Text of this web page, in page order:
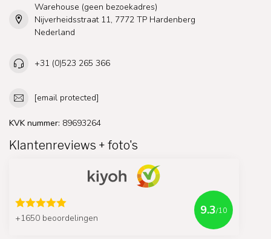
Warehouse (geen bezoekadres)
Nijverheidsstraat 11, 7772 TP Hardenberg
Nederland
+31 (0)523 265 366
[email protected]
KVK nummer: 89693264
Klantenreviews + foto's
+1650 beoordelingen
9.3/10